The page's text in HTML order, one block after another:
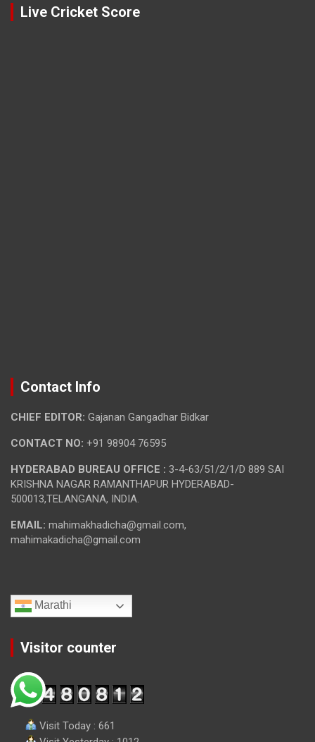
Live Cricket Score
Contact Info
CHIEF EDITOR: Gajanan Gangadhar Bidkar
CONTACT NO: +91 98904 76595
HYDERABAD BUREAU OFFICE : 3-4-63/51/2/1/D 889 SAI
KRISHNA NAGAR RAMANTHAPUR HYDERABAD-
500013,TELANGANA, INDIA.
EMAIL: mahimakhadicha@gmail.com,
mahimakadicha@gmail.com
Marathi
Visitor counter
Visit Today : 661